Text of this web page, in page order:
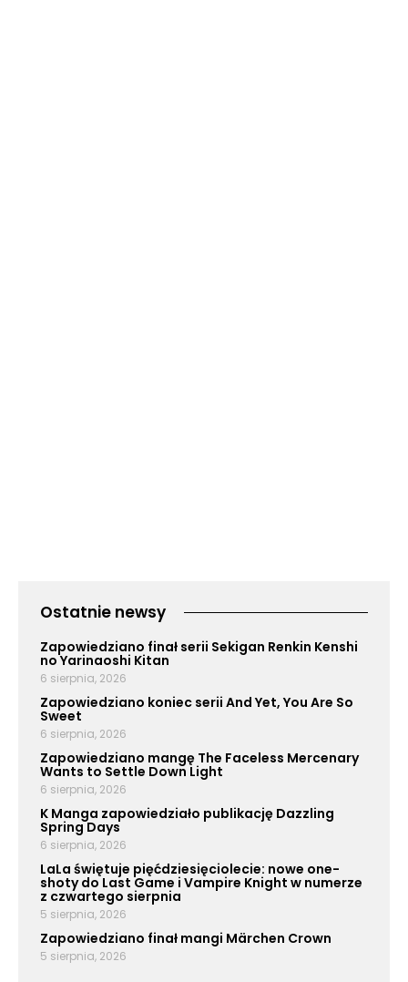
Ostatnie newsy
Zapowiedziano finał serii Sekigan Renkin Kenshi
no Yarinaoshi Kitan
6 sierpnia, 2026
Zapowiedziano koniec serii And Yet, You Are So
Sweet
6 sierpnia, 2026
Zapowiedziano mangę The Faceless Mercenary
Wants to Settle Down Light
6 sierpnia, 2026
K Manga zapowiedziało publikację Dazzling
Spring Days
6 sierpnia, 2026
LaLa świętuje pięćdziesięciolecie: nowe one-
shoty do Last Game i Vampire Knight w numerze
z czwartego sierpnia
5 sierpnia, 2026
Zapowiedziano finał mangi Märchen Crown
5 sierpnia, 2026